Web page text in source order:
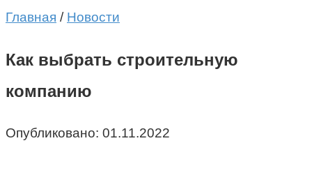
Главная / Новости
Как выбрать строительную
компанию
Опубликовано: 01.11.2022